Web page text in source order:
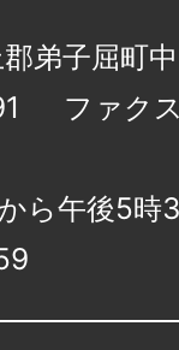
弟子屈町
ファク
ら午後5時